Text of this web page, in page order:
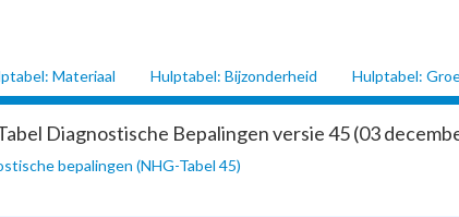
Materiaal Hulptabel: Bijzonderheid Hulptabel:
Diagnostische Bepalingen versie 45 (03
bepalingen (NHG-Tabel 45)